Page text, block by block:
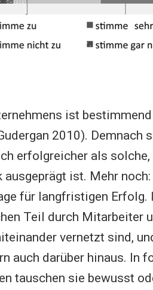
ist
2010). Demnach
erfolgreicher als solche,
ist. Mehr noch:
für langfristigen Erfolg.
Teil durch Mitarbeiter
vernetzt sind,
auch darüber hinaus. In
tauschen sie bewusst